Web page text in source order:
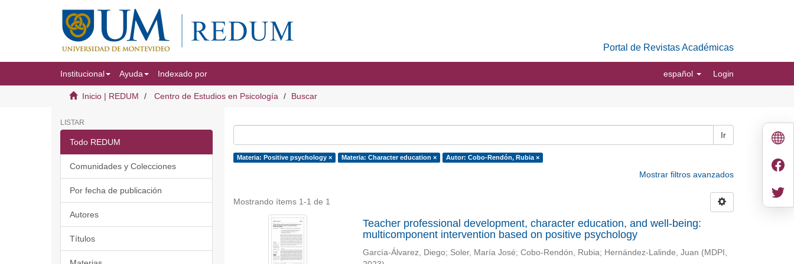
Portal de Revistas Académicas
Institucional Ayuda Indexado por español Login
Inicio | REDUM Centro de Estudios en Psicología Buscar
LISTAR
Todo REDUM
Comunidades y Colecciones
Por fecha de publicación
Autores
Títulos
Ir
Materia: Positive psychology × Materia: Character education × Autor: Cobo-Rendón, Rubia ×
Mostrar filtros avanzados
Mostrando ítems 1-1 de 1
Teacher professional development, character education, and well-being:
multicomponent intervention based on positive psychology
García-Álvarez, Diego; Soler, María José; Cobo-Rendón, Rubia; Hernández-Lalinde, Juan (MDPI ,